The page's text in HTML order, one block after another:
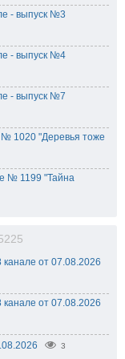
- выпуск №3
- выпуск №4
- выпуск №7
№ 1020 "Деревья тоже
№ 1199 "Тайна
от 07.08.2026
от 07.08.2026
3